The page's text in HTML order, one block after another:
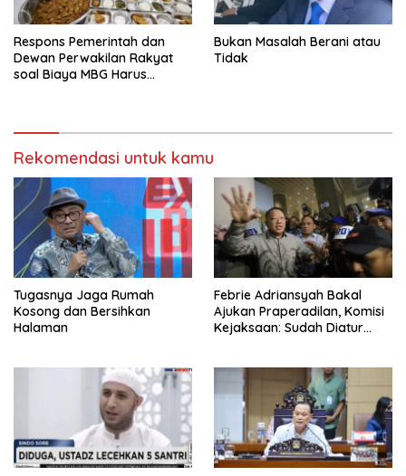
Respons Pemerintah dan
Dewan Perwakilan Rakyat
soal Biaya MBG Harus
Bukan Masalah Berani atau
Tidak
Rekomendasi untuk kamu
Tugasnya Jaga Rumah
Kosong dan Bersihkan
Halaman
Febrie Adriansyah Bakal
Ajukan Praperadilan, Komisi
Kejaksaan: Sudah Diatur